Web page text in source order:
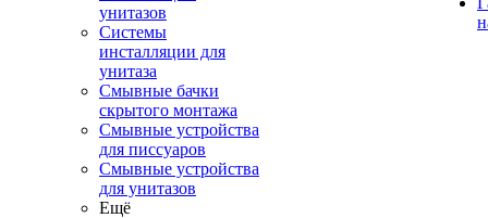
унитазов
Системы
инсталляции для
унитаза
Смывные бачки
скрытого монтажа
Смывные устройства
для писсуаров
Смывные устройства
для унитазов
Ещё